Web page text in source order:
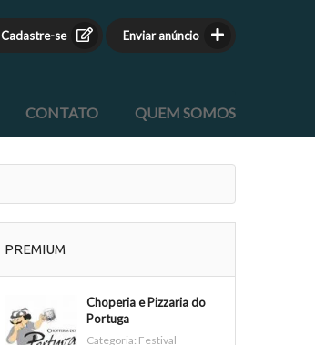
Cadastre-se Enviar anúncio
CONTATO QUEM SOMOS
PREMIUM
Choperia e Pizzaria do
Portuga
Categoria: Festival